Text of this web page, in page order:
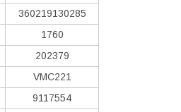
360219130285
1760
202379
VMC221
9117554